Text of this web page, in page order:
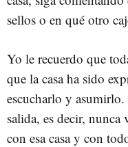
sellos o en qué otro
Yo le recuerdo que
que la casa ha sido
escucharlo y
salida, es decir, nunca
con esa casa y con